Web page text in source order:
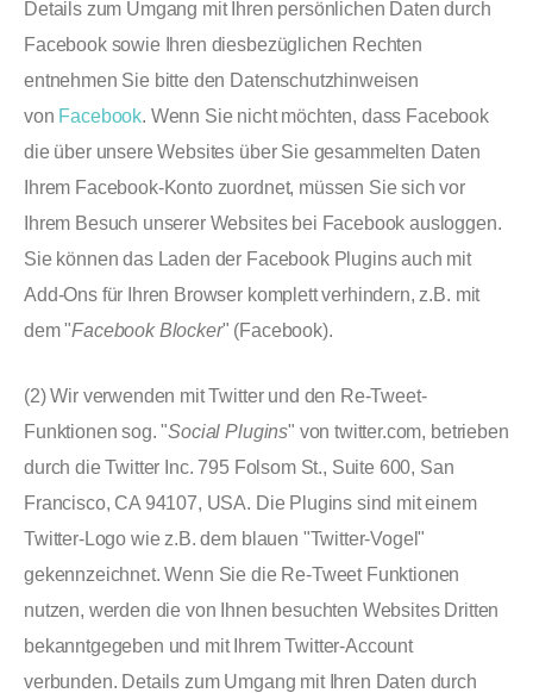
Details zum Umgang mit Ihren persönlichen Daten durch
Facebook sowie Ihren diesbezüglichen Rechten
entnehmen Sie bitte den Datenschutzhinweisen
von Facebook. Wenn Sie nicht möchten, dass Facebook
die über unsere Websites über Sie gesammelten Daten
Ihrem Facebook-Konto zuordnet, müssen Sie sich vor
Ihrem Besuch unserer Websites bei Facebook ausloggen.
Sie können das Laden der Facebook Plugins auch mit
Add-Ons für Ihren Browser komplett verhindern, z.B. mit
dem "Facebook Blocker" (Facebook).
(2) Wir verwenden mit Twitter und den Re-Tweet-
Funktionen sog. "Social Plugins" von twitter.com, betrieben
durch die Twitter Inc. 795 Folsom St., Suite 600, San
Francisco, CA 94107, USA. Die Plugins sind mit einem
Twitter-Logo wie z.B. dem blauen "Twitter-Vogel"
gekennzeichnet. Wenn Sie die Re-Tweet Funktionen
nutzen, werden die von Ihnen besuchten Websites Dritten
bekanntgegeben und mit Ihrem Twitter-Account
verbunden. Details zum Umgang mit Ihren Daten durch